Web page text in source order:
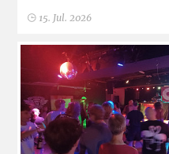
15. Jul. 2026